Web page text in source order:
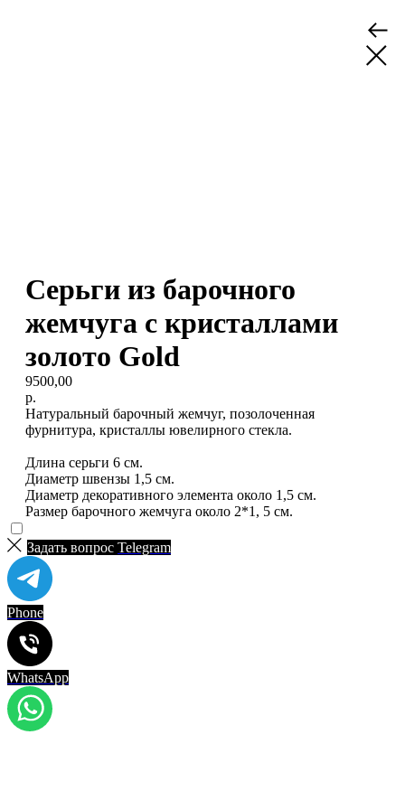
Серьги из барочного
жемчуга с кристаллами
золото Gold
9500,00
р.
Натуральный барочный жемчуг, позолоченная
фурнитура, кристаллы ювелирного стекла.
Длина серьги 6 см.
Диаметр швензы 1,5 см.
Диаметр декоративного элемента около 1,5 см.
Размер барочного жемчуга около 2*1, 5 см.
Задать вопрос Telegram
Phone
WhatsApp